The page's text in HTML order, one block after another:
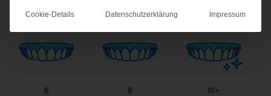
6 8 10+
Cookie-Details Datenschutzerklärung Impressum